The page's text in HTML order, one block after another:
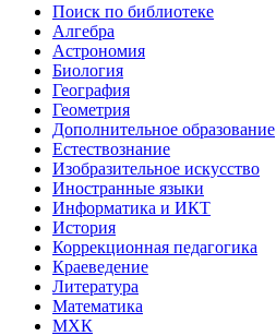
Поиск по библиотеке
Алгебра
Астрономия
Биология
География
Геометрия
Дополнительное образование
Естествознание
Изобразительное искусство
Иностранные языки
Информатика и ИКТ
История
Коррекционная педагогика
Краеведение
Литература
Математика
МХК